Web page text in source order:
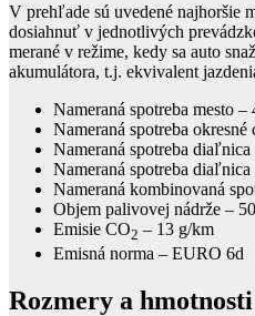
V prehľade sú uvedené najhoršie
dosiahnuť v jednotlivých
merané v režime, kedy sa auto
akumulátora, t.j. ekvivalent
Nameraná spotreba mesto
Nameraná spotreba
Nameraná spotreba
Nameraná spotreba
Nameraná kombinovaná
Objem palivovej nádrže –
Emisie CO2 – 13 g/km
Emisná norma – EURO 6d
Rozmery a hmotnosti